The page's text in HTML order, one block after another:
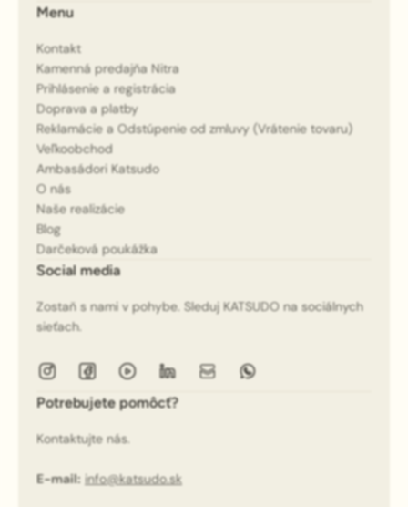
Menu
Kontakt
Kamenná predajňa Nitra
Prihlásenie a registrácia
Doprava a platby
Reklamácie a Odstúpenie od zmluvy (Vrátenie tovaru)
Veľkoobchod
Ambasádori Katsudo
O nás
Naše realizácie
Blog
Darčeková poukážka
Social media
Zostaň s nami v pohybe. Sleduj KATSUDO na sociálnych
sieťach.
Potrebujete pomôcť?
Kontaktujte nás.
E-mail: info@katsudo.sk